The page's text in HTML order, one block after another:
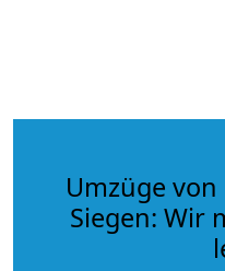
Umzüge
Siegen: Wir